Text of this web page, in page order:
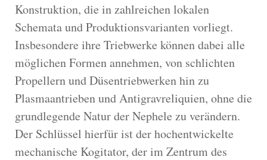
Konstruktion, die in zahlreichen lokalen
Schemata und Produktionsvarianten vorliegt.
Insbesondere ihre Triebwerke können dabei alle
möglichen Formen annehmen, von schlichten
Propellern und Düsentriebwerken hin zu
Plasmaantrieben und Antigravreliquien, ohne die
grundlegende Natur der Nephele zu verändern.
Der Schlüssel hierfür ist der hochentwickelte
mechanische Kogitator, der im Zentrum des